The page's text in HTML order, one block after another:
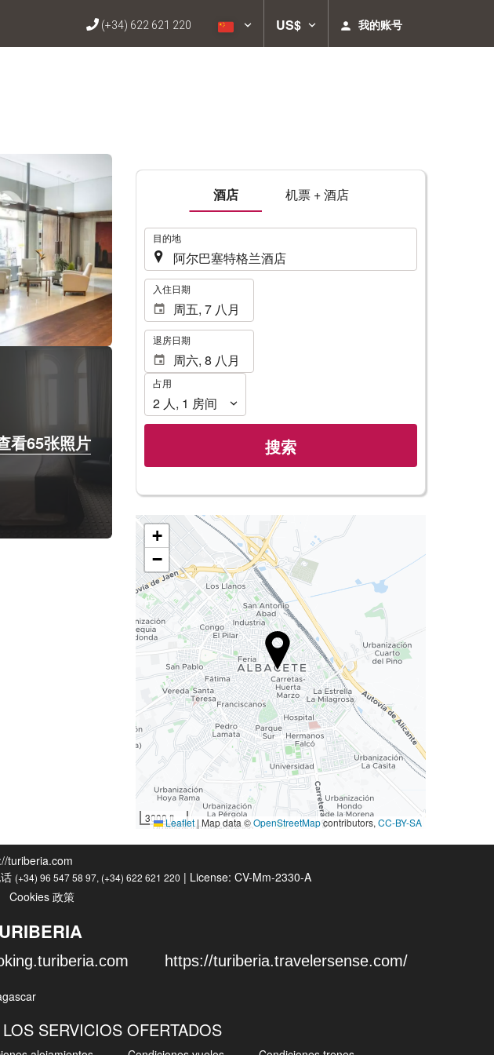
US$ 我的账号
(+34) 622 621 220
看65张照片
查看65张照片
酒店 机票 + 酒店
. 目的地
. 入住日期
退房日期
占
用
占用
2 人, 1 房间
搜索
+
−
3000 ftLeaflet | Map data ©OpenStreetMapcontributors, CC-BY-SA
turiberia.com
(+34) 96 547 58 97, (+34) 622 621 220 | License: CV-Mm-2330-A
Cookies 政策
https://turiberia.travelersense.com/
SERVICIOS OFERTADOS